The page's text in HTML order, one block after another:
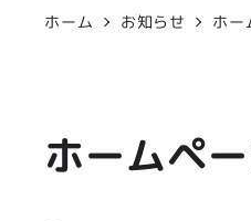
ホーム お知らせ ホー
ホームペ